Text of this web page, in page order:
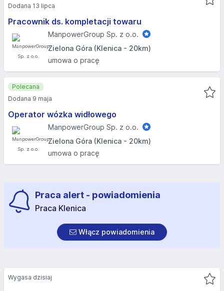
Pracownik ds. kompletacji towaru
ManpowerGroup Sp. z o.o.
Zielona Góra (Klenica - 20km)
umowa o pracę
Dodana 13 lipca
Operator wózka widłowego
ManpowerGroup Sp. z o.o.
Zielona Góra (Klenica - 20km)
umowa o pracę
Polecana
Dodana 9 maja
Praca alert - powiadomienia
Praca Klenica
Włącz powiadomienia
Wygasa dzisiaj